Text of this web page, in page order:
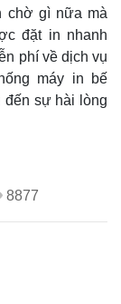
chờ gì nữa mà
đặt in nhanh
phí về dịch vụ
máy in bế
đến sự hài lòng
8877